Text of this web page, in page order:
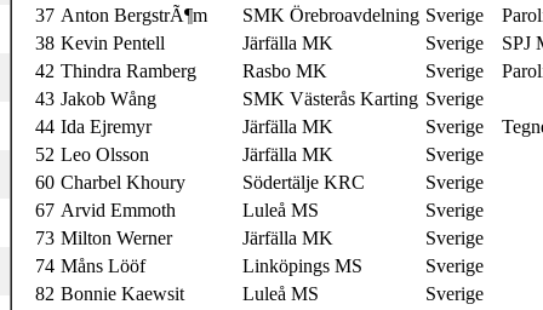
37 Anton BergstrÃ¶m SMK Örebroavdelning Sverige
38 Kevin Pentell Järfälla MK Sverige
SPJ
42 Thindra Ramberg Rasbo MK Sverige
43 Jakob Wång SMK Västerås Karting Sverige
44 Ida Ejremyr Järfälla MK Sverige
52 Leo Olsson Järfälla MK
Sverige
60 Charbel Khoury Södertälje KRC
Sverige
67 Arvid Emmoth Luleå MS
Sverige
73 Milton Werner Järfälla MK
Sverige
74 Måns Lööf Linköpings MS
Sverige
82 Bonnie Kaewsit Luleå MS
Sverige